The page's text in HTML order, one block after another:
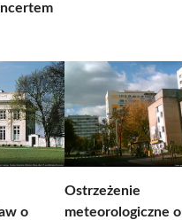
o
Ostrzeżenie
meteorologiczne o